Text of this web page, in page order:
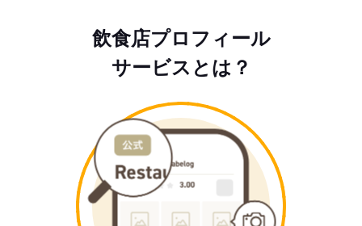
飲食店プロフィール
サービスとは？